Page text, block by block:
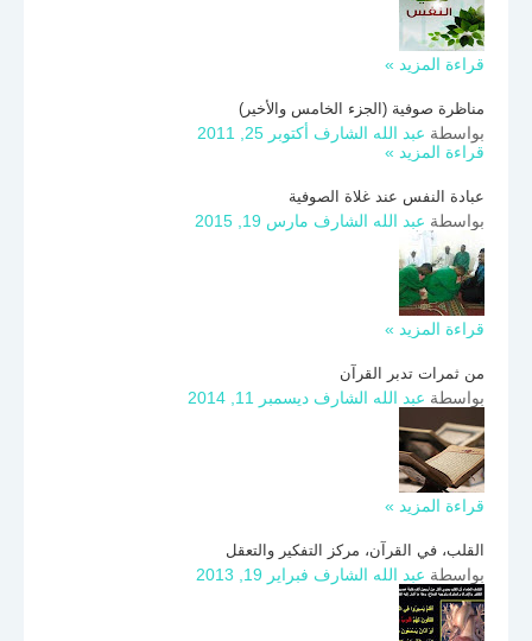
قراءة المزيد »
مناظرة صوفية (الجزء الخامس والأخير)
بواسطة عبد الله الشارف أكتوبر 25, 2011
قراءة المزيد »
عبادة النفس عند غلاة الصوفية
بواسطة عبد الله الشارف مارس 19, 2015
قراءة المزيد »
من ثمرات تدبر القرآن
بواسطة عبد الله الشارف ديسمبر 11, 2014
قراءة المزيد »
القلب، في القرآن، مركز التفكير والتعقل
بواسطة عبد الله الشارف فبراير 19, 2013